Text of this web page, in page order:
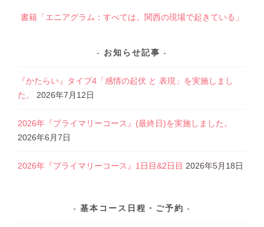
書籍「エニアグラム：すべては、関西の現場で起きている」
お知らせ記事
『かたらい』タイプ4「感情の起伏 と 表現」を実施しまし
た。
2026年7月12日
2026年『プライマリーコース』(最終日)を実施しました。
2026年6月7日
2026年『プライマリーコース』1日目&2日目 2026年5月18日
基本コース日程・ご予約